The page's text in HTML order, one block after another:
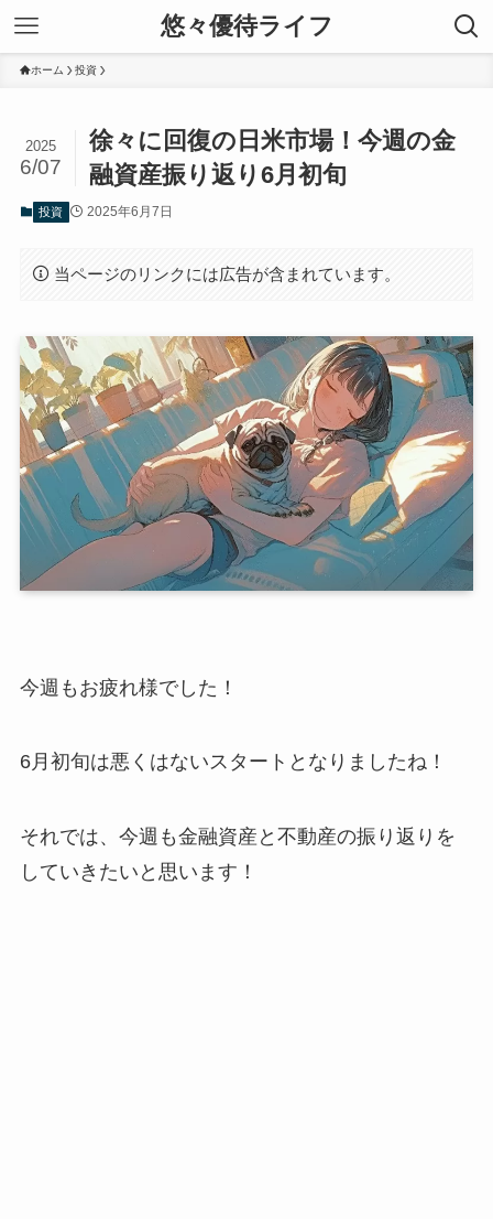
悠々優待ライフ
ホーム 投資
徐々に回復の日米市場！今週の金
融資産振り返り6月初旬
2025
6/07
投資 2025年6月7日
当ページのリンクには広告が含まれています。
今週もお疲れ様でした！
6月初旬は悪くはないスタートとなりましたね！
それでは、今週も金融資産と不動産の振り返りを
していきたいと思います！